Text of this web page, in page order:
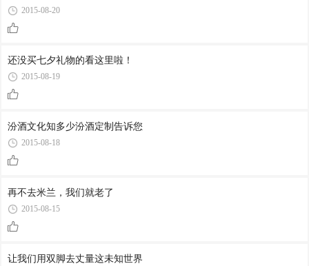
2015-08-20
还没买七夕礼物的看这里啦！
2015-08-19
汾酒文化知多少汾酒定制告诉您
2015-08-18
再不去米兰，我们就老了
2015-08-15
让我们用双脚去丈量这未知世界